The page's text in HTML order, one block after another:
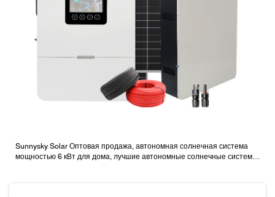
Sunnysky Solar Оптовая продажа, автономная солнечная система
мощностью 6 кВт для дома, лучшие автономные солнечные системы